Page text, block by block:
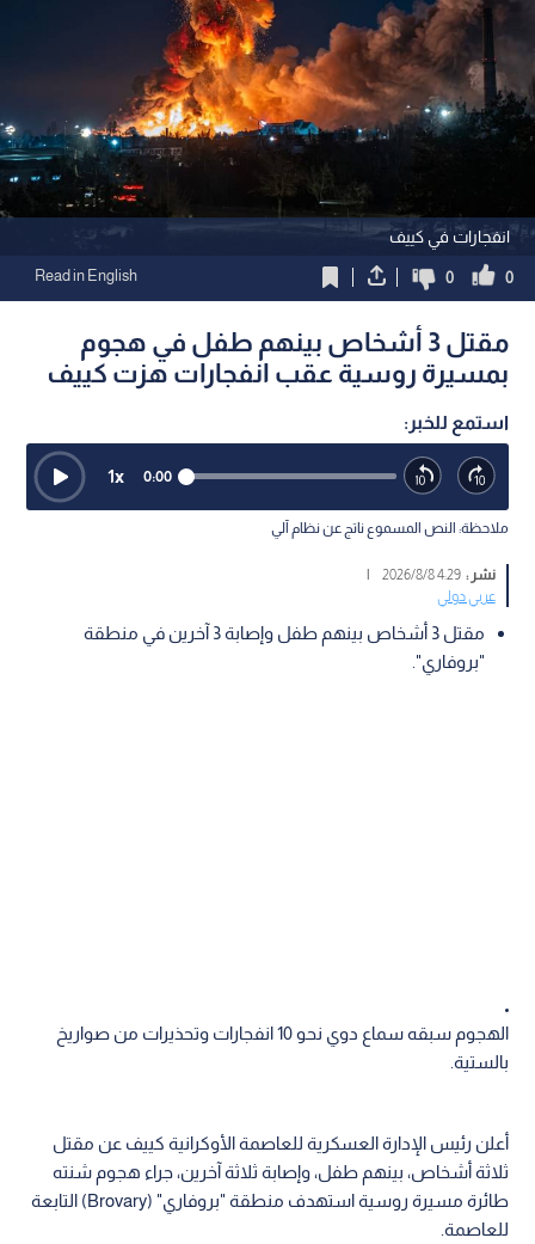
انفجارات في كييف
0
0
Read in English
مقتل 3 أشخاص بينهم طفل في هجوم
بمسيرة روسية عقب انفجارات هزت كييف
استمع للخبر:
0:00
1x
ملاحظة: النص المسموع ناتج عن نظام آلي
نشر :4:29 2026/8/8
|
عربي دولي
مقتل 3 أشخاص بينهم طفل وإصابة 3 آخرين في منطقة
"بروفاري".
الهجوم سبقه سماع دوي نحو 10 انفجارات وتحذيرات من صواريخ
بالستية.
أعلن رئيس الإدارة العسكرية للعاصمة الأوكرانية كييف عن مقتل
ثلاثة أشخاص، بينهم طفل، وإصابة ثلاثة آخرين، جراء هجوم شنته
طائرة مسيرة روسية استهدف منطقة "بروفاري" (Brovary) التابعة
للعاصمة.